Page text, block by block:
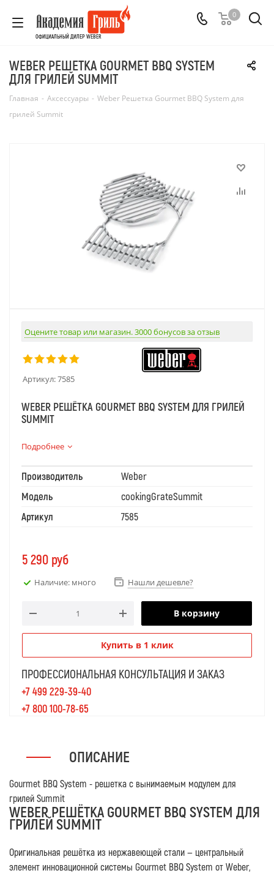
ОФИЦИАЛЬНЫЙ ДИЛЕР WEBER
0
WEBER РЕШЕТКА GOURMET BBQ SYSTEM
ДЛЯ ГРИЛЕЙ SUMMIT
Главная - Аксессуары - Weber Решетка Gourmet BBQ System для
грилей Summit
Оцените товар или магазин. 3000 бонусов за отзыв
Артикул:7585
WEBER РЕШЁТКА GOURMET BBQ SYSTEM ДЛЯ ГРИЛЕЙ
SUMMIT
Оригинальная решётка из нержавеющей стали —
Gourmet BBQ System от Weber, разработанной для
грилей серии Summit. Она не только обеспечивает
классическое приготовление на гриле, но и
служит основой для установки дополнительных
Подробнее
Производитель
Weber
Модель
cookingGrateSummit
Артикул
7585
5 290 руб
Наличие: много Нашли дешевле?
В корзину
Купить в 1 клик
ПРОФЕССИОНАЛЬНАЯ КОНСУЛЬТАЦИЯ И ЗАКАЗ
+7 499 229-39-40
+7 800 100-78-65
ОПИСАНИЕ
Gourmet BBQ System - решетка с вынимаемым модулем для
грилей Summit
WEBER РЕШЁТКА GOURMET BBQ SYSTEM ДЛЯ
ГРИЛЕЙ SUMMIT
Оригинальная решётка из нержавеющей стали — центральный
элемент инновационной системы Gourmet BBQ System от Weber,